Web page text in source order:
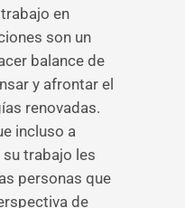
en
son un
balance de
y afrontar el
renovadas.
incluso a
trabajo les
personas que
de